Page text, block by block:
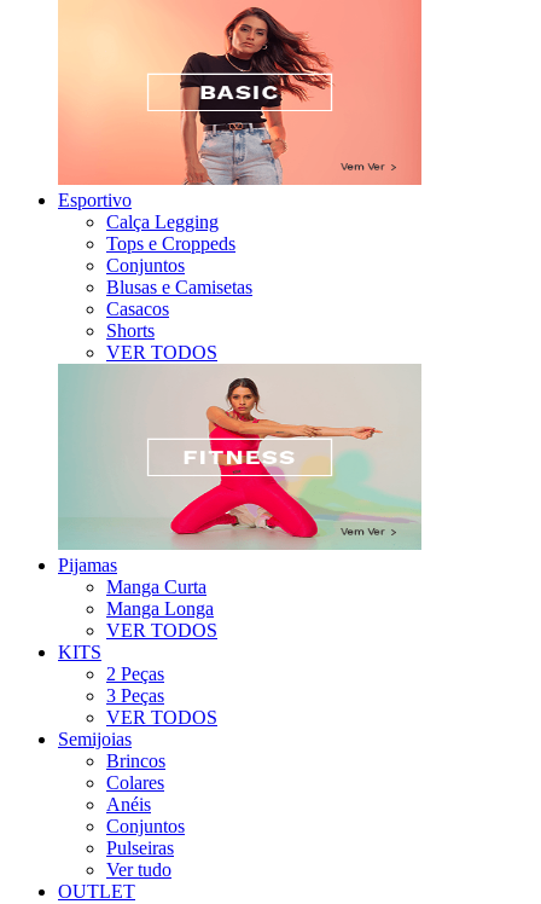
Esportivo
Calça Legging
Tops e Croppeds
Conjuntos
Blusas e Camisetas
Casacos
Shorts
VER TODOS
Pijamas
Manga Curta
Manga Longa
VER TODOS
KITS
2 Peças
3 Peças
VER TODOS
Semijoias
Brincos
Colares
Anéis
Conjuntos
Pulseiras
Ver tudo
OUTLET